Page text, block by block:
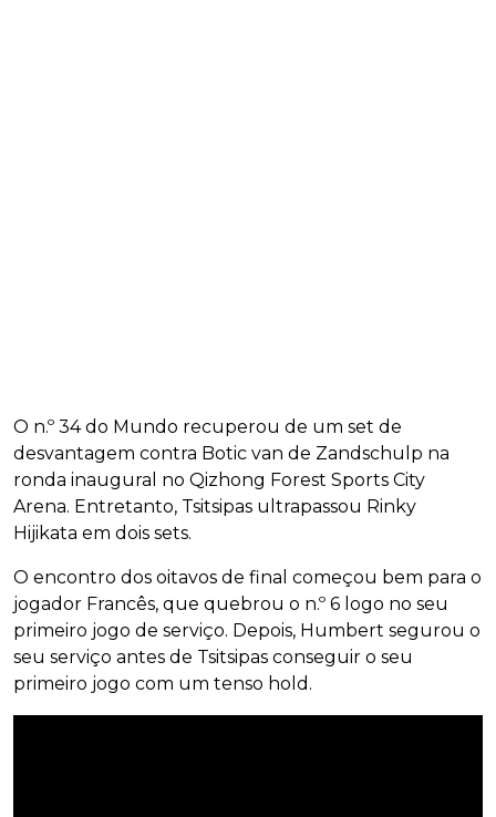
O n.º 34 do Mundo recuperou de um set de
desvantagem contra Botic van de Zandschulp na
ronda inaugural no Qizhong Forest Sports City
Arena. Entretanto, Tsitsipas ultrapassou Rinky
Hijikata em dois sets.
O encontro dos oitavos de final começou bem para o
jogador Francês, que quebrou o n.º 6 logo no seu
primeiro jogo de serviço. Depois, Humbert segurou o
seu serviço antes de Tsitsipas conseguir o seu
primeiro jogo com um tenso hold.